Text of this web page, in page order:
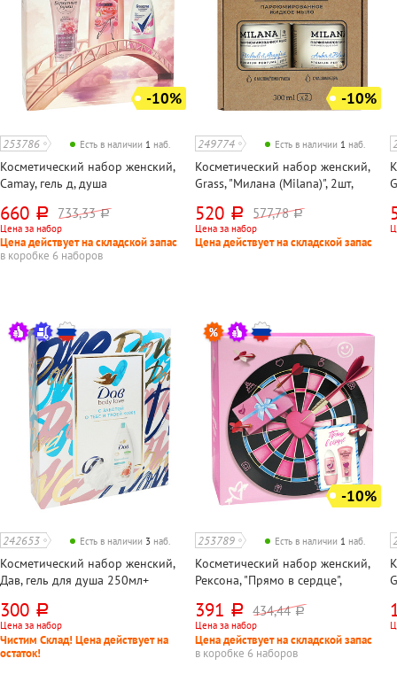
-10%
253786 Есть в наличии 1 наб.
Косметический набор женский,
Camay, гель д, душа
рук Бархат.руч.80 мл+дез-нт
Рексона 50м
660 руб. 733,33 руб.
Цена за набор
Цена действует на складской запас
в коробке 6 наборов
-10%
249774 Есть в наличии 1 наб.
Косметический набор женский,
Grass, "Милана (Milana)", 2шт,
черный ветивер", "Пачули и
грейпфрут"
520 руб. 577,78 руб.
Цена за набор
Цена действует на складской запас
242653 Есть в наличии 3 наб.
Косметический набор женский,
Дав, гель для душа 250мл+
300 руб.
Цена за набор
Чистим Склад! Цена действует на
остаток!
-10%
253789 Есть в наличии 1 наб.
Косметический набор женский,
Рексона, "Прямо в сердце",
мл+крем для рук Бархатные ручки
45 мл
391 руб. 434,44 руб.
Цена за набор
Цена действует на складской запас
в коробке 6 наборов